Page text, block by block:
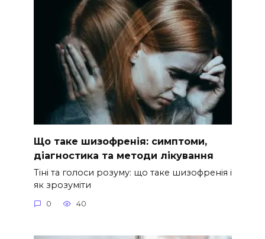
Що таке шизофренія: симптоми,
діагностика та методи лікування
Тіні та голоси розуму: що таке шизофренія і
як зрозуміти
0 40